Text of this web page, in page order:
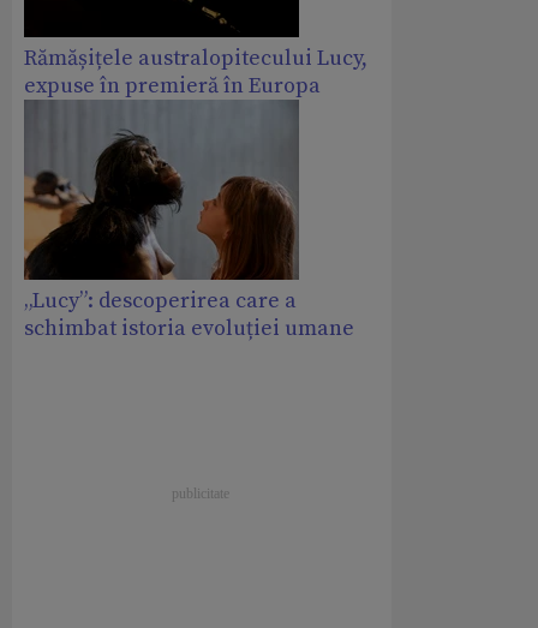
Rămășițele australopitecului Lucy,
expuse în premieră în Europa
„Lucy”: descoperirea care a
schimbat istoria evoluției umane